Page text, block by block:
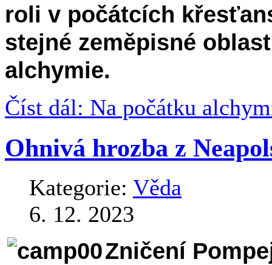
roli v počátcích
stejné zeměpisné
alchymie.
Číst dál: Na počátku
Ohnivá hrozba z
Kategorie: Věda
6. 12. 2023
Zničení